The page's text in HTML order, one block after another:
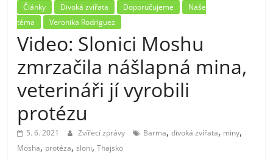
Články Divoká zvířata Doporučujeme
Naše
téma
Veronika Rodriguez
Video: Slonici Moshu
zmrzačila nášlapná mina,
veterináři jí vyrobili
protézu
5. 6. 2021 Zvířecí zprávy Barma,divoká zvířata, miny,
Mosha, protéza,sloni,Thajsko